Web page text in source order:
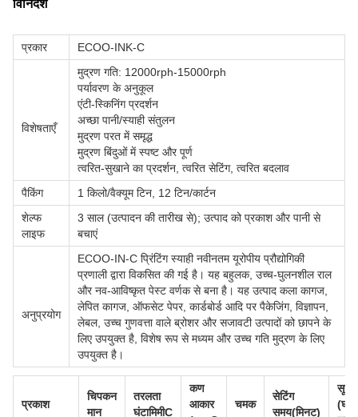
विनिर्देश
प्रकार ECOO-INK-C
विशेषताएँ
मुद्रण गति: 12000rph-15000rph
पर्यावरण के अनुकूल
एंटी-स्किनिंग प्रदर्शन
अच्छा पानी/स्याही संतुलन
मुद्रण परत में समृद्ध
मुद्रण बिंदुओं में स्पष्ट और पूर्ण
त्वरित-सुखाने का प्रदर्शन, त्वरित सेटिंग, त्वरित बदलाव
पैकिंग
1 किलो/वैक्यूम टिन, 12 टिन/कार्टन
शेल्फ
लाइफ
3 साल (उत्पादन की तारीख से); उत्पाद को प्रकाश और पानी से
बचाएं
अनुप्रयोग
ECOO-IN-C प्रिंटिंग स्याही नवीनतम यूरोपीय प्रौद्योगिकी
प्रणाली द्वारा विकसित की गई है। यह बहुलक, उच्च-घुलनशील राल
और नव-आविष्कृत पेस्ट वर्णक से बना है। यह उत्पाद कला कागज,
लेपित कागज, ऑफसेट पेपर, कार्डबोर्ड आदि पर पैकेजिंग, विज्ञापन,
लेबल, उच्च गुणवत्ता वाले ब्रोशर और सजावटी उत्पादों को छापने के
लिए उपयुक्त है, विशेष रूप से मध्यम और उच्च गति मुद्रण के लिए
उपयुक्त है।
प्रकाश
चिपकन
मान
तरलता
घंटामिमीC
कण
आकार
चमक
सेटिंग
समय(मिनट)